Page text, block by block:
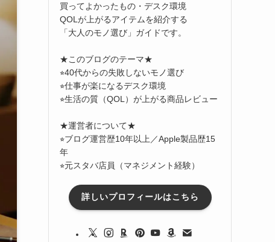
買ってよかったもの・デスク環境
QOLが上がるアイテムを紹介する
「大人のモノ選び」ガイドです。
★このブログのテーマ★
⭐︎40代からの失敗しないモノ選び
⭐︎仕事が楽になるデスク環境
⭐︎生活の質（QOL）が上がる商品レビュー
★運営者について★
⭐︎ブログ運営歴10年以上／Apple製品歴15
年
⭐︎元スタバ店員（マネジメント経験）
詳しいプロフィールはこちら